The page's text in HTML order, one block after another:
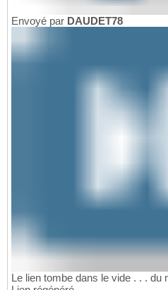
Envoyé par DAUDET78
Le lien tombe dans le vide . . . du